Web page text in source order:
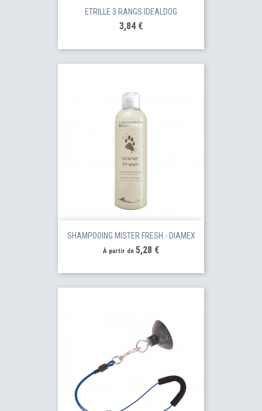
ETRILLE 3 RANGS IDEALDOG
Prix
3,84 €
SHAMPOOING MISTER FRESH - DIAMEX
À partir de Prix
5,28 €